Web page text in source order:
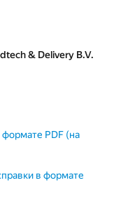
& Delivery B.V.
PDF (на
в формате